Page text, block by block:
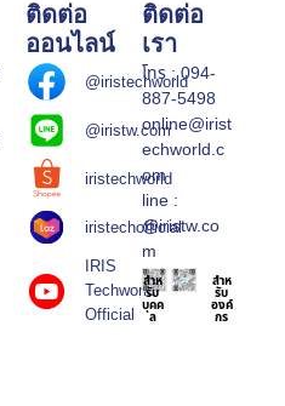
ติดต่อ
ออนไลน์
@iristechworld
@iristw.com
iristechworld
iristechofficial
IRIS
Techworld
Official
ติดต่อ
เรา
โทร : 094-
887-5498
online@irist
echworld.c
om
line :
@iristw.co
m
สำห
รับ
บุคค
ล
สำห
รับ
องค์
กร